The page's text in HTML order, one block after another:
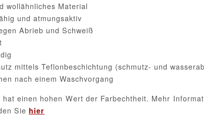
wollähnliches Material
und atmungsaktiv
Abrieb und Schweiß
mittels Teflonbeschichtung (schmutz- und
nach einem Waschvorgang
einen hohen Wert der Farbechtheit. Mehr
Sie hier